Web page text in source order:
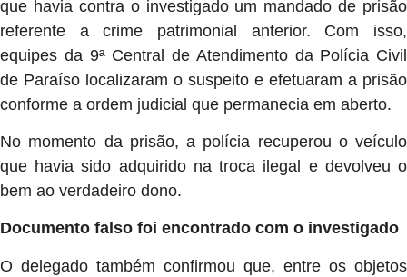
que havia contra o investigado um mandado de prisão
referente a crime patrimonial anterior. Com isso,
equipes da 9ª Central de Atendimento da Polícia Civil
de Paraíso localizaram o suspeito e efetuaram a prisão
conforme a ordem judicial que permanecia em aberto.
No momento da prisão, a polícia recuperou o veículo
que havia sido adquirido na troca ilegal e devolveu o
bem ao verdadeiro dono.
Documento falso foi encontrado com o investigado
O delegado também confirmou que, entre os objetos